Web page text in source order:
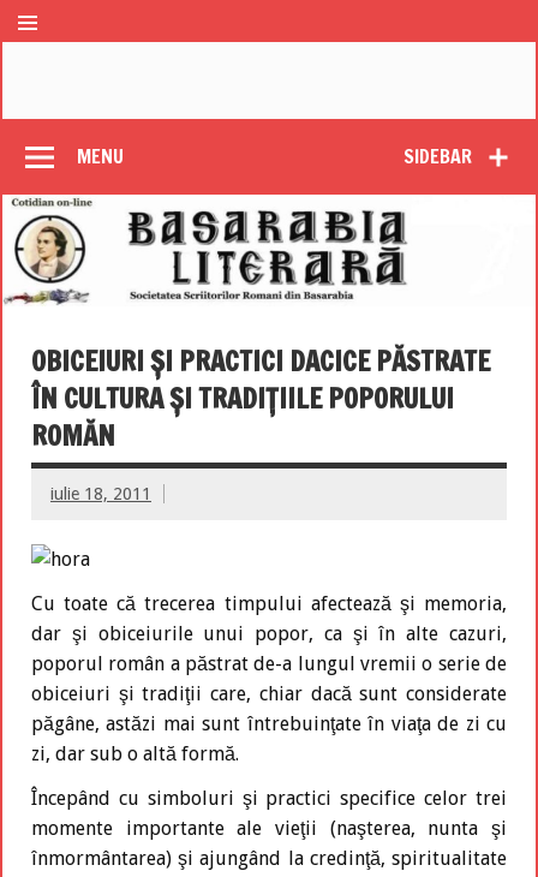
SIDEBAR
MENU
OBICEIURI ŞI PRACTICI DACICE PĂSTRATE
ÎN CULTURA ŞI TRADIŢIILE POPORULUI
ROMĂN
iulie 18, 2011
Cu toate că trecerea timpului afectează şi memoria,
dar şi obiceiurile unui popor, ca şi în alte cazuri,
poporul român a păstrat de-a lungul vremii o serie de
obiceiuri şi tradiţii care, chiar dacă sunt considerate
păgâne, astăzi mai sunt întrebuinţate în viaţa de zi cu
zi, dar sub o altă formă.
Începând cu simboluri şi practici specifice celor trei
momente importante ale vieţii (naşterea, nunta şi
înmormântarea) şi ajungând la credinţă, spiritualitate